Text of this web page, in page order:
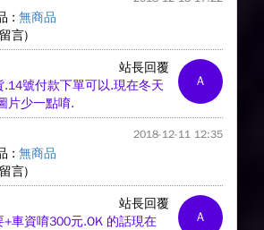
: 無商品
言)
A
站長回覆
號付款下單可以.現在冬天
片少一點唷.
2018-12-11 12:35
: 無商品
言)
A
站長回覆
車資唷300元.OK 的話現在